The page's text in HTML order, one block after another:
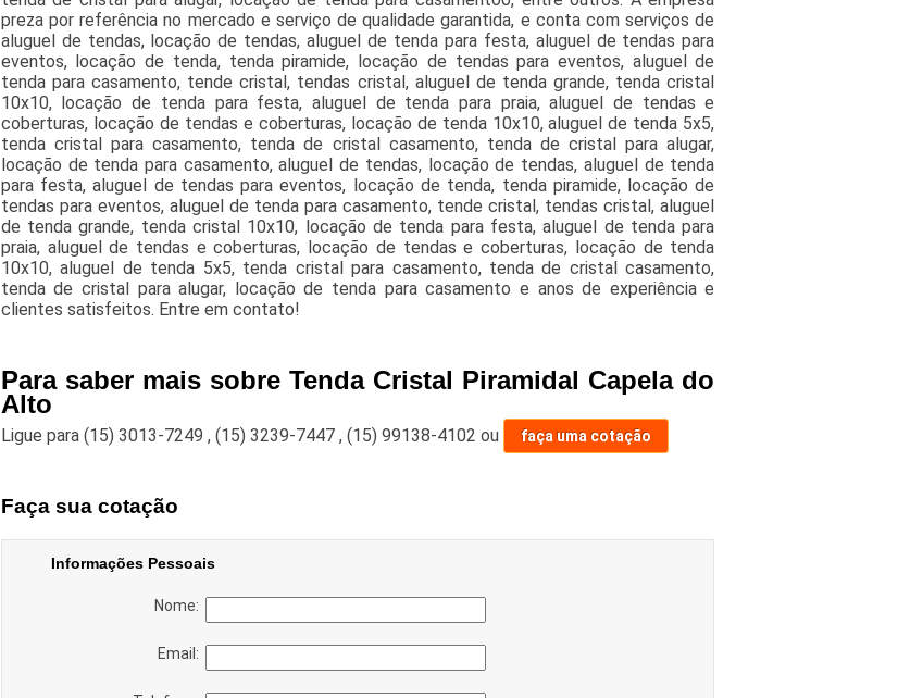
preza por referência no mercado e serviço de qualidade garantida, e conta com serviços de
aluguel de tendas, locação de tendas, aluguel de tenda para festa, aluguel de tendas para
eventos, locação de tenda, tenda piramide, locação de tendas para eventos, aluguel de
tenda para casamento, tende cristal, tendas cristal, aluguel de tenda grande, tenda cristal
10x10, locação de tenda para festa, aluguel de tenda para praia, aluguel de tendas e
coberturas, locação de tendas e coberturas, locação de tenda 10x10, aluguel de tenda 5x5,
tenda cristal para casamento, tenda de cristal casamento, tenda de cristal para alugar,
locação de tenda para casamento, aluguel de tendas, locação de tendas, aluguel de tenda
para festa, aluguel de tendas para eventos, locação de tenda, tenda piramide, locação de
tendas para eventos, aluguel de tenda para casamento, tende cristal, tendas cristal, aluguel
de tenda grande, tenda cristal 10x10, locação de tenda para festa, aluguel de tenda para
praia, aluguel de tendas e coberturas, locação de tendas e coberturas, locação de tenda
10x10, aluguel de tenda 5x5, tenda cristal para casamento, tenda de cristal casamento,
tenda de cristal para alugar, locação de tenda para casamento e anos de experiência e
clientes satisfeitos. Entre em contato!
Para saber mais sobre Tenda Cristal Piramidal Capela do
Alto
Ligue para (15) 3013-7249 , (15) 3239-7447 , (15) 99138-4102 ou faça uma cotação
Faça sua cotação
Informações Pessoais
Nome:
Email: